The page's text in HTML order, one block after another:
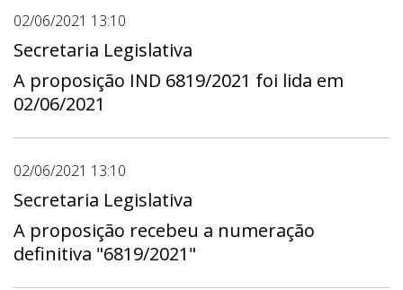
02/06/2021 13:10
Secretaria Legislativa
A proposição IND 6819/2021 foi lida em
02/06/2021
02/06/2021 13:10
Secretaria Legislativa
A proposição recebeu a numeração
definitiva "6819/2021"